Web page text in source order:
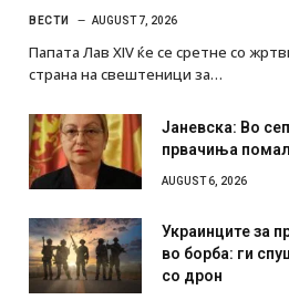
ВЕСТИ AUGUST 7, 2026
Папата Лав XIV ќе се сретне со
страна на свештеници за…
Јаневска: Во
првачиња
AUGUST 6, 2026
Украинците за
во борба: ги
со дрон